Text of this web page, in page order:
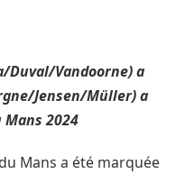
Duval/Vandoorne) a
Jensen/Müller) a
2024
Mans a été marquée